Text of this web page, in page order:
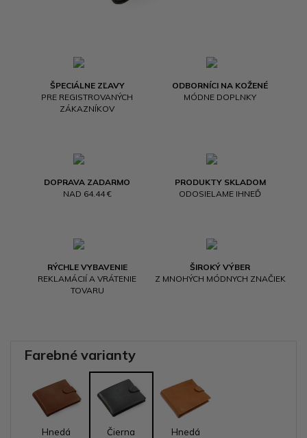
ŠPECIÁLNE ZĽAVY
PRE REGISTROVANÝCH
ZÁKAZNÍKOV
ODBORNÍCI NA KOŽENÉ
MÓDNE DOPLNKY
DOPRAVA ZADARMO
NAD 64.44 €
PRODUKTY SKLADOM
ODOSIELAME IHNEĎ
RÝCHLE VYBAVENIE
REKLAMÁCIÍ A VRÁTENIE
TOVARU
ŠIROKÝ VÝBER
Z MNOHÝCH MÓDNYCH ZNAČIEK
Farebné varianty
Hnedá Čierna Hnedá